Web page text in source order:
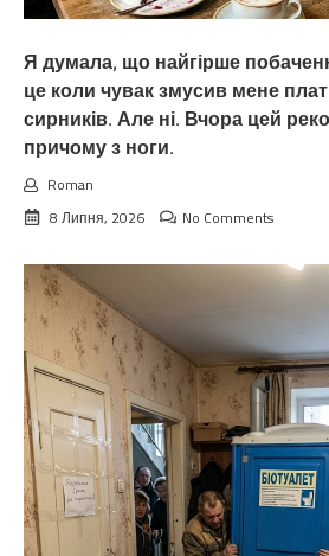
Я думала, що найгірше
це коли чувак змусив мене
сирників. Але ні. Вчора цей
причому з ноги.
Roman
8 Липня, 2026
No Comments